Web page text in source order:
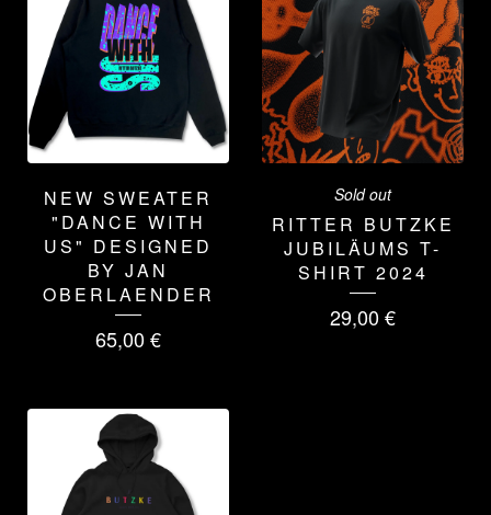
NEW SWEATER
"DANCE WITH
US" DESIGNED
BY JAN
OBERLAENDER
65,00€
Sold out
RITTER BUTZKE
JUBILÄUMS T-
SHIRT 2024
29,00€